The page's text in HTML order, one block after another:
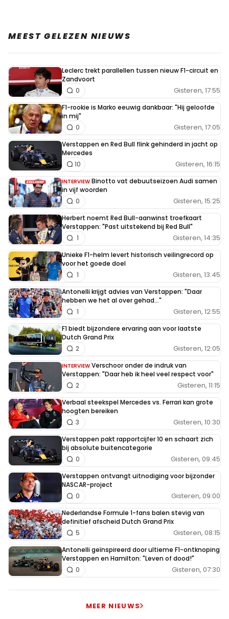
MEEST GELEZEN NIEUWS
Leclerc trekt parallellen tussen nieuw F1-circuit en
Zandvoort
Gisteren, 17:55
0
F1-rookie is Marko eeuwig dankbaar: "Hij geloofde
in mij"
Gisteren, 17:05
0
Verstappen en Red Bull flink gehinderd in jacht op
Mercedes
Gisteren, 16:15
10
INTERVIEW Binotto vat debuutseizoen Audi samen
in vijf woorden
Gisteren, 15:25
0
Herbert noemt Red Bull-aanwinst troefkaart
Verstappen: "Past uitstekend bij Red Bull"
Gisteren, 14:35
1
Unieke F1-helm levert historisch veilingrecord op
voor het goede doel
Gisteren, 13:45
1
Antonelli krijgt advies van Verstappen: "Daar
hebben we het al over gehad..."
Gisteren, 12:55
1
F1 biedt bijzondere ervaring aan voor laatste
Dutch Grand Prix
Gisteren, 12:05
2
INTERVIEW Verschoor onder de indruk van
Verstappen: "Daar heb ik heel veel respect voor"
Gisteren, 11:15
2
Verbaal steekspel Mercedes vs. Ferrari kan grote
hoogten bereiken
Gisteren, 10:30
3
Verstappen pakt rapportcijfer 10 en schaart zich
bij absolute buitencategorie
Gisteren, 09:45
0
Verstappen ontvangt uitnodiging voor bijzonder
NASCAR-project
Gisteren, 09:00
0
Nederlandse Formule 1-fans balen stevig van
definitief afscheid Dutch Grand Prix
Gisteren, 08:15
5
Antonelli geïnspireerd door ultieme F1-ontknoping
Verstappen en Hamilton: "Leven of dood!"
Gisteren, 07:30
0
MEER NIEUWS